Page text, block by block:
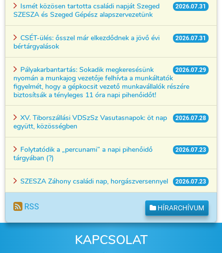
2026.07.31
Ismét közösen tartotta családi napját Szeged
SZESZA és Szeged Gépész alapszervezetünk
2026.07.31
CSÉT-ülés: ősszel már elkezdődnek a jövő évi
bértárgyalások
2026.07.29
Pályakarbantartás: Sokadik megkeresésünk
nyomán a munkajog vezetője felhívta a munkáltatók
figyelmét, hogy a gépkocsit vezető munkavállalók részére
biztosítsák a tényleges 11 óra napi pihenőidőt!
2026.07.28
XV. Tiborszállási VDSzSz Vasutasnapok: öt nap
együtt, közösségben
2026.07.23
Folytatódik a „percunami” a napi pihenőidő
tárgyában (?)
2026.07.23
SZESZA Záhony családi nap, horgászversennyel
RSS HÍRARCHÍVUM
KAPCSOLAT